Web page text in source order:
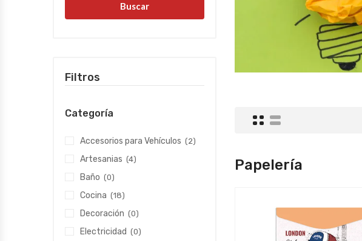
Papelería
Buscar
Filtros
Categoría
Accesorios para Vehículos (2)
Artesanias (4)
Baño (0)
Cocina (18)
Decoración (0)
Electricidad (0)